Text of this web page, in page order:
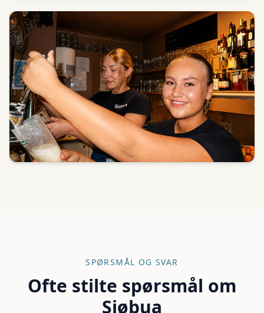
SPØRSMÅL OG SVAR
Ofte stilte spørsmål om
Sjøbua